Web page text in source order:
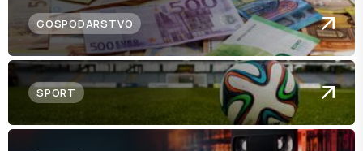
GOSPODARSTVO
SPORT